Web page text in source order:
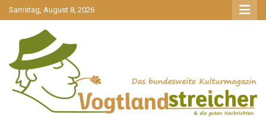
gehe
zum
Samstag, August 8, 2026